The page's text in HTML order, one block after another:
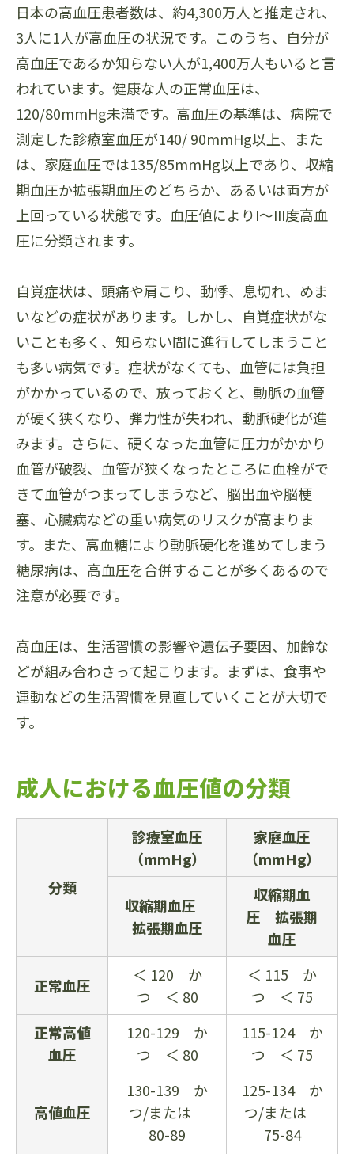
日本の高血圧患者数は、約4,300万人と推定され、
3人に1人が高血圧の状況です。このうち、自分が
高血圧であるか知らない人が1,400万人もいると言
われています。健康な人の正常血圧は、
120/80mmHg未満です。高血圧の基準は、病院で
測定した診療室血圧が140/ 90mmHg以上、また
は、家庭血圧では135/85mmHg以上であり、収縮
期血圧か拡張期血圧のどちらか、あるいは両方が
上回っている状態です。血圧値によりI～III度高血
圧に分類されます。
自覚症状は、頭痛や肩こり、動悸、息切れ、めま
いなどの症状があります。しかし、自覚症状がな
いことも多く、知らない間に進行してしまうこと
も多い病気です。症状がなくても、血管には負担
がかかっているので、放っておくと、動脈の血管
が硬く狭くなり、弾力性が失われ、動脈硬化が進
みます。さらに、硬くなった血管に圧力がかかり
血管が破裂、血管が狭くなったところに血栓がで
きて血管がつまってしまうなど、脳出血や脳梗
塞、心臓病などの重い病気のリスクが高まりま
す。また、高血糖により動脈硬化を進めてしまう
糖尿病は、高血圧を合併することが多くあるので
注意が必要です。
高血圧は、生活習慣の影響や遺伝子要因、加齢な
どが組み合わさって起こります。まずは、食事や
運動などの生活習慣を見直していくことが大切で
す。
成人における血圧値の分類
分類
診療室血圧
（mmHg）
家庭血圧
（mmHg）
収縮期血圧
拡張期血圧
収縮期血
圧 拡張期
血圧
正常血圧
＜ 120 か
つ ＜ 80
＜ 115 か
つ ＜ 75
正常高値
血圧
120-129 か
つ ＜ 80
115-124 か
つ ＜ 75
高値血圧
130-139 か
つ/または
80-89
125-134 か
つ/または
75-84